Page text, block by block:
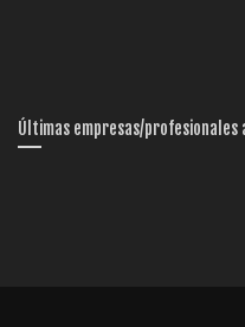
Últimas empresas/profesionales